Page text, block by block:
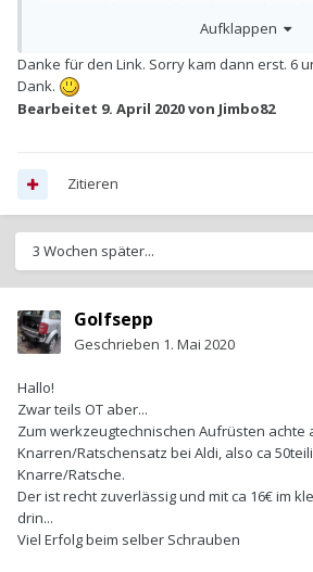
Aufklappen
Danke für den Link. Sorry kam dann erst. 6
Dank.
Bearbeitet 9. April 2020von Jimbo82
Zitieren
3 Wochen später...
Golfsepp
Geschrieben 1. Mai 2020
Hallo!
Zwar teils OT aber...
Zum werkzeugtechnischen Aufrüsten achte
Knarren/Ratschensatz bei Aldi, also ca
Knarre/Ratsche.
Der ist recht zuverlässig und mit ca 16€ im
drin...
Viel Erfolg beim selber Schrauben